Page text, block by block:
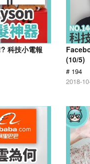
科技小電報
(10/5)
# 194
2018-